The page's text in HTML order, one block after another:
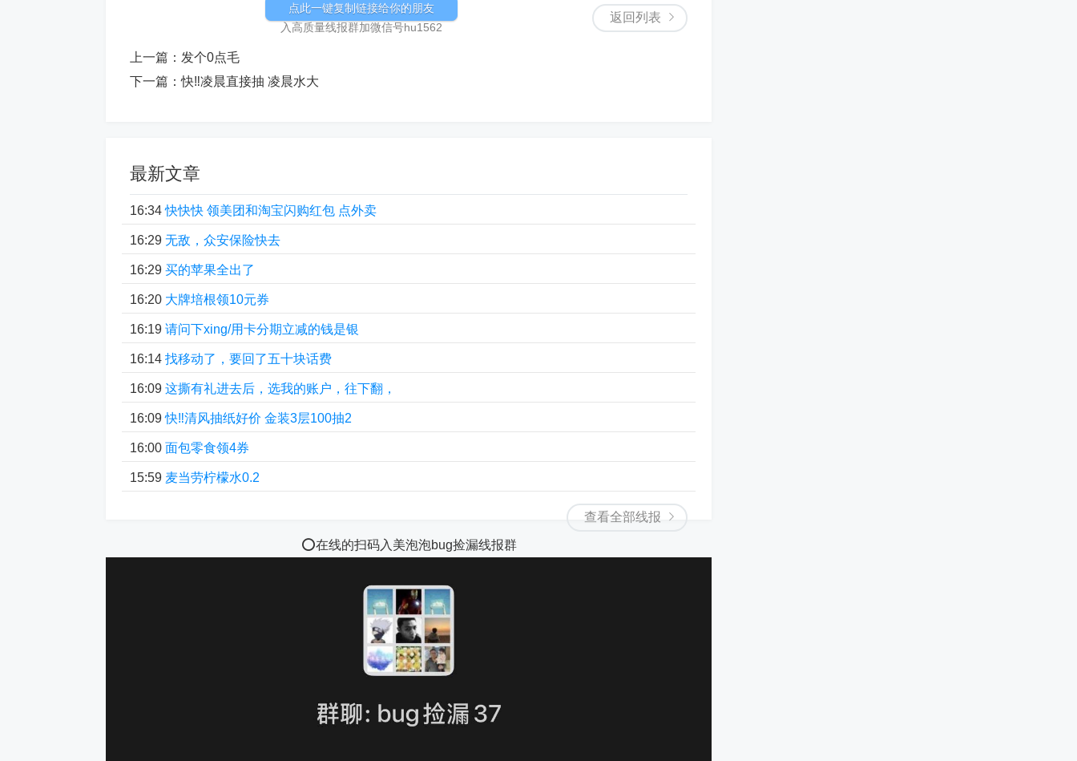
返回列表
点此一键复制链接给你的朋友
入高质量线报群加微信号hu1562
上一篇： 发个0点毛
下一篇：快‼凌晨直接抽 凌晨水大
最新文章
16:34 快快快 领美团和淘宝闪购红包 点外卖
16:29 无敌，众安保险快去
16:29 买的苹果全出了
16:20 大牌培根领10元券
16:19 请问下xing/用卡分期立减的钱是银
16:14 找移动了，要回了五十块话费
16:09 这撕有礼进去后，选我的账户，往下翻，
16:09 快‼清风抽纸好价 金装3层100抽2
16:00 面包零食领4券
15:59 麦当劳柠檬水0.2
查看全部线报
⭕️在线的扫码入美泡泡bug捡漏线报群